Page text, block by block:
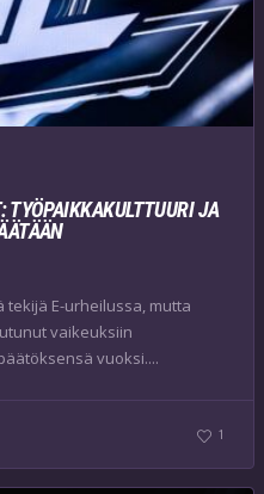
TYÖPAIKKAKULTTUURI JA
tekijä E-urheilussa, mutta
vaikeuksiin
vuoksi....
1